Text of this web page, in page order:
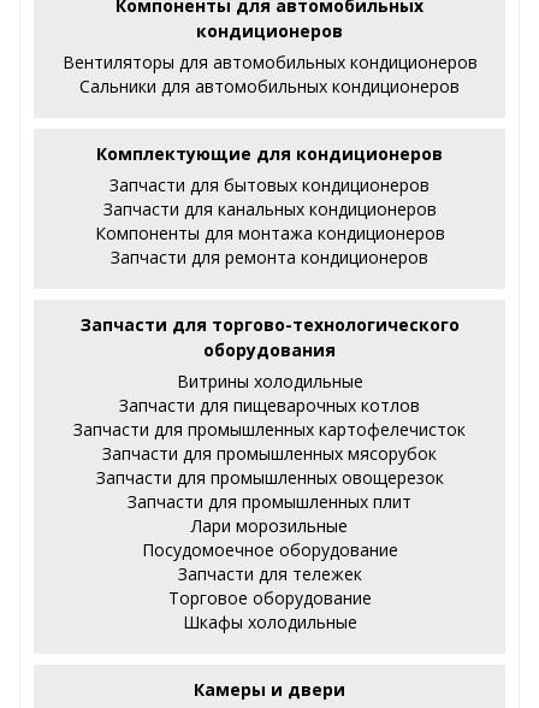
Компоненты для автомобильных
кондиционеров
Вентиляторы для автомобильных кондиционеров
Сальники для автомобильных кондиционеров
Комплектующие для кондиционеров
Запчасти для бытовых кондиционеров
Запчасти для канальных кондиционеров
Компоненты для монтажа кондиционеров
Запчасти для ремонта кондиционеров
Запчасти для торгово-технологического
оборудования
Витрины холодильные
Запчасти для пищеварочных котлов
Запчасти для промышленных картофелечисток
Запчасти для промышленных мясорубок
Запчасти для промышленных овощерезок
Запчасти для промышленных плит
Лари морозильные
Посудомоечное оборудование
Запчасти для тележек
Торговое оборудование
Шкафы холодильные
Камеры и двери